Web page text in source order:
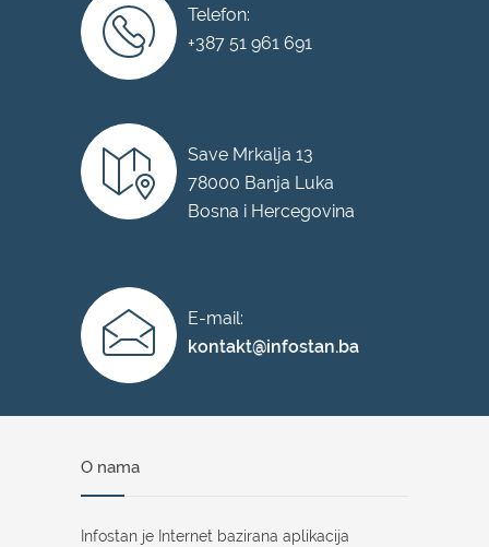
Telefon:
+387 51 961 691
Save Mrkalja 13
78000 Banja Luka
Bosna i Hercegovina
E-mail:
kontakt@infostan.ba
O nama
Infostan je Internet bazirana aplikacija